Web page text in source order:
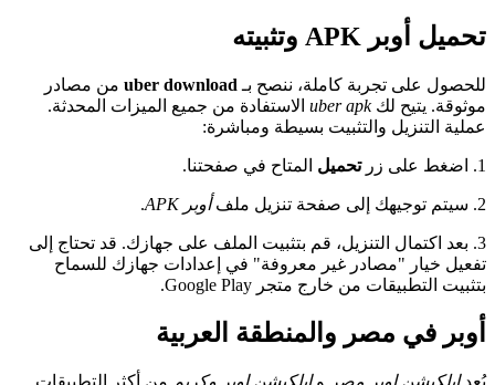
تحميل أوبر APK وتثبيته
للحصول على تجربة كاملة، ننصح بـ uber download من مصادر
موثوقة. يتيح لكuber apk الاستفادة من جميع الميزات المحدثة.
عملية التنزيل والتثبيت بسيطة ومباشرة:
1. اضغط على زر تحميل المتاح في صفحتنا.
2. سيتم توجيهك إلى صفحة تنزيل ملف أوبر APK .
3. بعد اكتمال التنزيل، قم بتثبيت الملف على جهازك. قد تحتاج إلى
تفعيل خيار "مصادر غير معروفة" في إعدادات جهازك للسماح
بتثبيت التطبيقات من خارج متجر Google Play.
أوبر في مصر والمنطقة العربية
يُعدابلكيشن اوبر مصر وابلكيشن اوبر وكريم من أكثر التطبيقات